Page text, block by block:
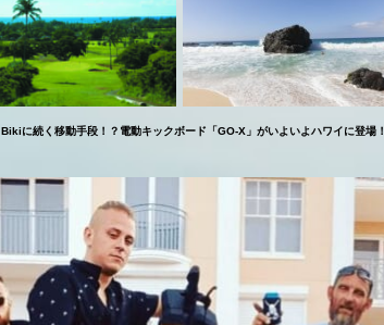
Bikiに続く移動手段！？電動キックボード「GO-X」がいよいよハワイに登場！